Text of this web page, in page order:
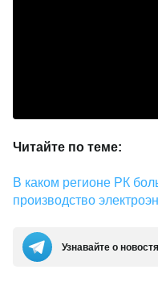
Читайте по теме:
В каком регионе РК
производство
Узнавайте о